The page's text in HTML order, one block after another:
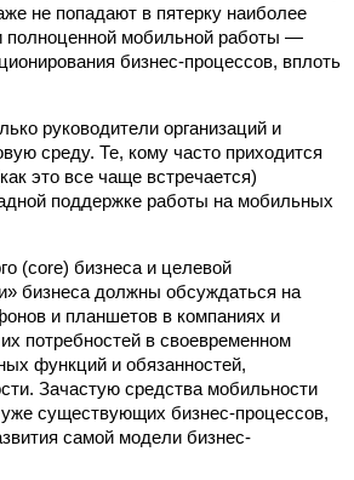
не попадают в пятерку наиболее
полноценной мобильной работы —
бизнес-процессов, вплоть
руководители организаций и
среду. Те, кому часто приходится
это все чаще встречается)
поддержке работы на мобильных
(core) бизнеса и целевой
бизнеса должны обсуждаться на
и планшетов в компаниях и
потребностей в своевременном
функций и обязанностей,
Зачастую средства мобильности
существующих бизнес-процессов,
самой модели бизнес-